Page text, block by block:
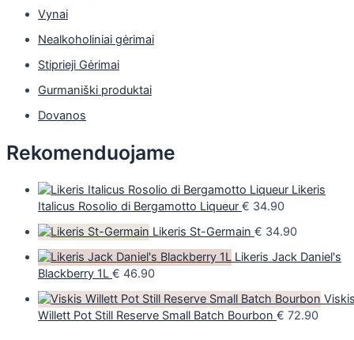
Vynai
Nealkoholiniai gėrimai
Stiprieji Gėrimai
Gurmaniški produktai
Dovanos
Rekomenduojame
Likeris
Italicus Rosolio di Bergamotto Liqueur € 34.90
Likeris St-Germain € 34.90
Likeris Jack Daniel's
Blackberry 1L € 46.90
Willett Pot Still Reserve Small Batch Bourbon € 72.90